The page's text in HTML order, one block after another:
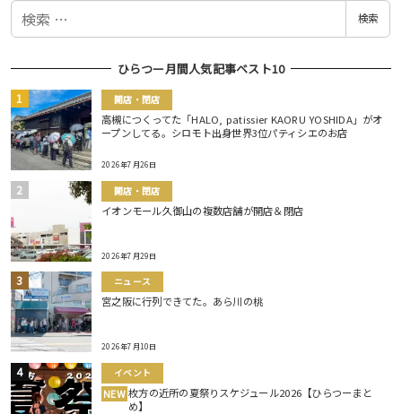
検
検索
ひらつー月間人気記事ベスト10
開店・閉店
高槻につくってた「HALO, patissier KAORU YOSHIDA」がオ
ープンしてる。シロモト出身世界3位パティシエのお店
2026年7月26日
開店・閉店
イオンモール久御山の複数店舗が開店＆閉店
2026年7月29日
ニュース
宮之阪に行列できてた。あら川の桃
2026年7月10日
イベント
NEW 枚方の近所の夏祭りスケジュール2026【ひらつーまと
め】